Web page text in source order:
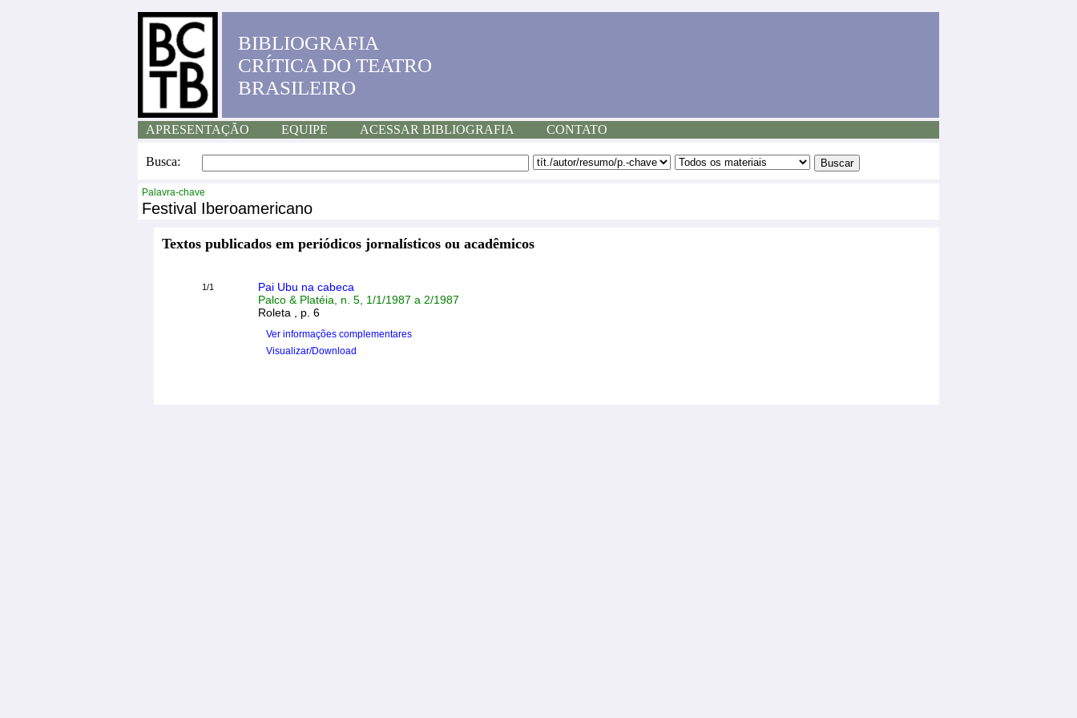
BIBLIOGRAFIA
CRÍTICA DO TEATRO
BRASILEIRO
APRESENTAÇÃO EQUIPE ACESSAR BIBLIOGRAFIA CONTATO
Busca:
Palavra-chave
Festival Iberoamericano
Textos publicados em periódicos jornalísticos ou acadêmicos
1/1
Pai Ubu na cabeca
Palco & Platéia, n. 5, 1/1/1987 a 2/1987
Roleta , p. 6
Ver informações complementares
Visualizar/Download